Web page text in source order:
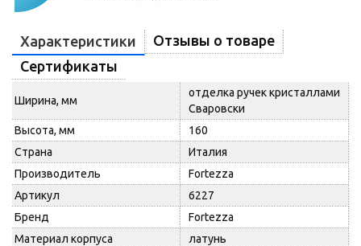
Характеристики
Отзывы о товаре
Сертификаты
Ширина, мм
отделка ручек кристаллами
Сваровски
Высота, мм
160
Страна
Италия
Производитель
Fortezza
Артикул
6227
Бренд
Fortezza
Материал корпуса
латунь